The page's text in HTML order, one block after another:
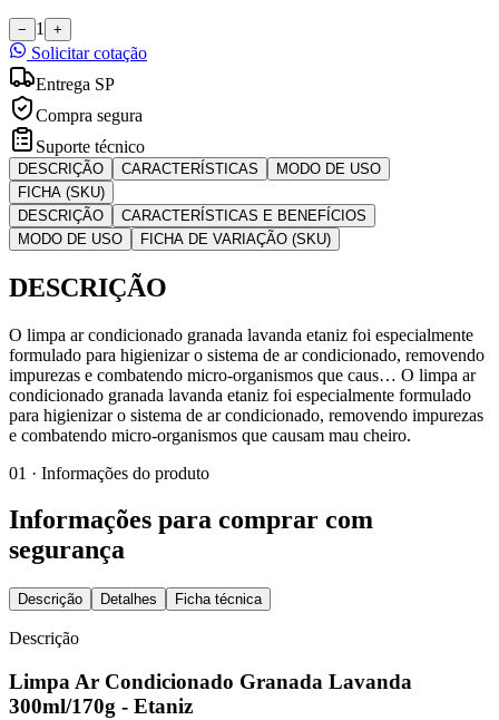
− 1 +
Solicitar cotação
Entrega SP
Compra segura
Suporte técnico
DESCRIÇÃO CARACTERÍSTICAS
MODO DE USO
FICHA (SKU)
DESCRIÇÃO
CARACTERÍSTICAS E BENEFÍCIOS
MODO DE USO
FICHA DE VARIAÇÃO (SKU)
DESCRIÇÃO
O limpa ar condicionado granada lavanda etaniz foi especialmente
formulado para higienizar o sistema de ar condicionado, removendo
impurezas e combatendo micro-organismos que caus… O limpa ar
condicionado granada lavanda etaniz foi especialmente formulado
para higienizar o sistema de ar condicionado, removendo impurezas
e combatendo micro-organismos que causam mau cheiro.
01 · Informações do produto
Informações para comprar com
segurança
Descrição Detalhes Ficha técnica
Descrição
Limpa Ar Condicionado Granada Lavanda
300ml/170g - Etaniz